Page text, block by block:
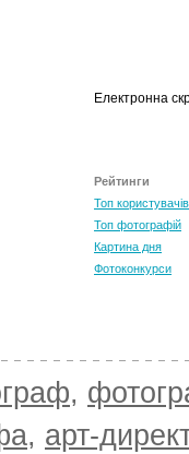
Електронна
Рейтинги
Топ користувачів
Топ фотографій
Картина дня
Фотоконкурси
,
, арт-